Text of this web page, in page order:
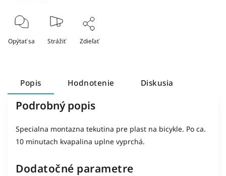
Opýtať sa Strážiť Zdieľať
Popis Hodnotenie Diskusia
Podrobný popis
Specialna montazna tekutina pre plast na bicykle. Po ca.
10 minutach kvapalina uplne vyprchá.
Dodatočné parametre